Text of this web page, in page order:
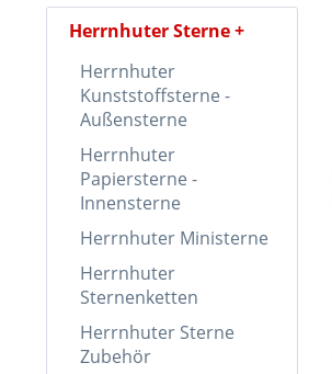
Herrnhuter Sterne
Herrnhuter
Kunststoffsterne -
Außensterne
Herrnhuter
Papiersterne -
Innensterne
Herrnhuter Ministerne
Herrnhuter
Sternenketten
Herrnhuter Sterne
Zubehör